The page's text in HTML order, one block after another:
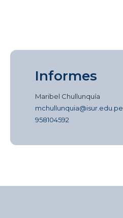
Informes
Maribel Chullunquía
mchullunquia@isur.edu.pe
958104592